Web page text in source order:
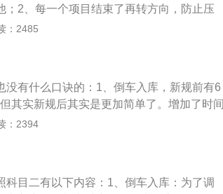
2、每一个项目结束了再转方向，防止压
一点，慢慢也会改变你的方向；4、速度尽
的，除非你踩刹车，否则一般情况下不会
直抵到空调出风口正好，则距离合适。头
：2485
有什么口诀的：1、倒车入库，新规前有6
其实新规后其实是更加简单了。增加了时间
。中途停车的扣分项的更改，更加符合实
定不合格，距离30厘米至50厘米则被扣10
和起步目前最难通过，考试要求和以前一
车，新规后难度变化不大，同样和倒车入
：2394
目二有以下内容：1、倒车入库：为了调